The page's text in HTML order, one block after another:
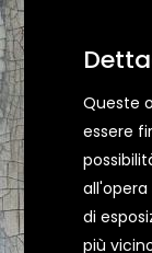
Queste
essere
di
più